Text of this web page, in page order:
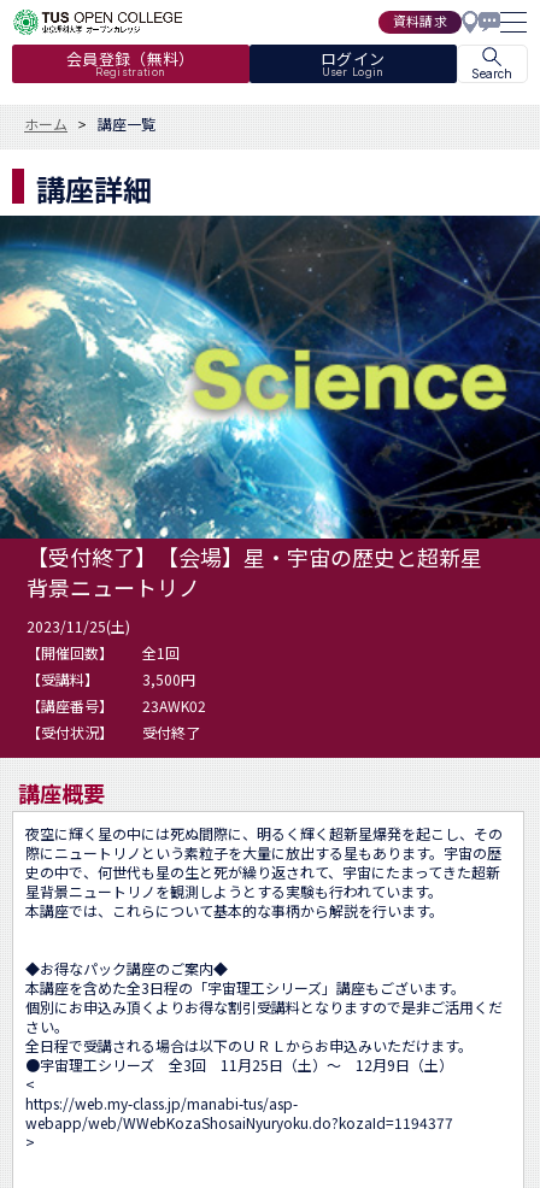
資料請求
会員登録（無料）
Registration
ログイン
User Login Search
ホーム 講座一覧
講座詳細
【受付終了】【会場】星・宇宙の歴史と超新星
背景ニュートリノ
2023/11/25(土)
【開催回数】
全1回
【受講料】
3,500円
【講座番号】
23AWK02
【受付状況】
受付終了
講座概要
夜空に輝く星の中には死ぬ間際に、明るく輝く超新星爆発を起こし、その
際にニュートリノという素粒子を大量に放出する星もあります。宇宙の歴
史の中で、何世代も星の生と死が繰り返されて、宇宙にたまってきた超新
星背景ニュートリノを観測しようとする実験も行われています。
本講座では、これらについて基本的な事柄から解説を行います。
◆お得なパック講座のご案内◆
本講座を含めた全3日程の「宇宙理工シリーズ」講座もございます。
個別にお申込み頂くよりお得な割引受講料となりますので是非ご活用くだ
さい。
全日程で受講される場合は以下のＵＲＬからお申込みいただけます。
●宇宙理工シリーズ　全3回　11月25日（土）～　12月9日（土）
<
https://web.my-class.jp/manabi-tus/asp-
webapp/web/WWebKozaShosaiNyuryoku.do?kozaId=1194377
>